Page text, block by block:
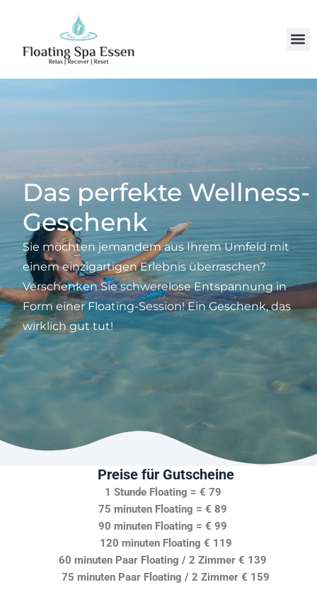
Das perfekte Wellness-
Geschenk
Sie möchten jemandem aus Ihrem Umfeld mit
einem einzigartigen Erlebnis überraschen?
Verschenken Sie schwerelose Entspannung in
Form einer Floating-Session! Ein Geschenk, das
wirklich gut tut!
Preise für Gutscheine
1 Stunde Floating = € 79
75 minuten Floating = € 89
90 minuten Floating = € 99
120 minuten Floating € 119
60 minuten Paar Floating / 2 Zimmer € 139
75 minuten Paar Floating / 2 Zimmer € 159